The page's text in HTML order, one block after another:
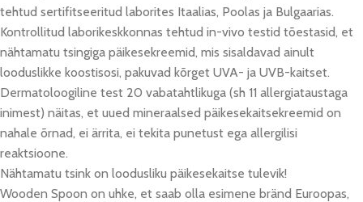
tehtud sertifitseeritud laborites Itaalias, Poolas ja Bulgaarias.
Kontrollitud laborikeskkonnas tehtud in-vivo testid tõestasid, et
nähtamatu tsingiga päikesekreemid, mis sisaldavad ainult
looduslikke koostisosi, pakuvad kõrget UVA- ja UVB-kaitset.
Dermatoloogiline test 20 vabatahtlikuga (sh 11 allergiataustaga
inimest) näitas, et uued mineraalsed päikesekaitsekreemid on
nahale õrnad, ei ärrita, ei tekita punetust ega allergilisi
reaktsioone.
Nähtamatu tsink on loodusliku päikesekaitse tulevik!
Wooden Spoon on uhke, et saab olla esimene bränd Euroopas,